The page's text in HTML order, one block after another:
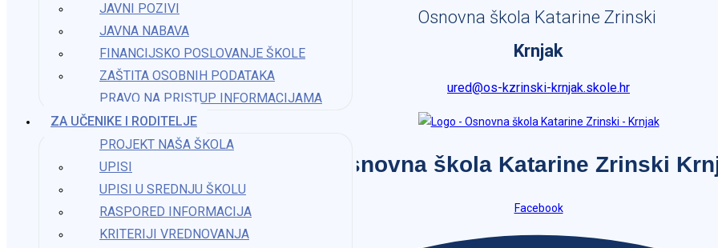
JAVNI POZIVI
JAVNA NABAVA
FINANCIJSKO POSLOVANJE ŠKOLE
ZAŠTITA OSOBNIH PODATAKA
PRAVO NA PRISTUP INFORMACIJAMA​
ZA UČENIKE I RODITELJE
PROJEKT NAŠA ŠKOLA
UPISI
UPISI U SREDNJU ŠKOLU
RASPORED INFORMACIJA
KRITERIJI VREDNOVANJA
Osnovna škola Katarine Zrinski
Krnjak
ured@os-kzrinski-krnjak.skole.hr
Osnovna škola Katarine Zrinski
Facebook